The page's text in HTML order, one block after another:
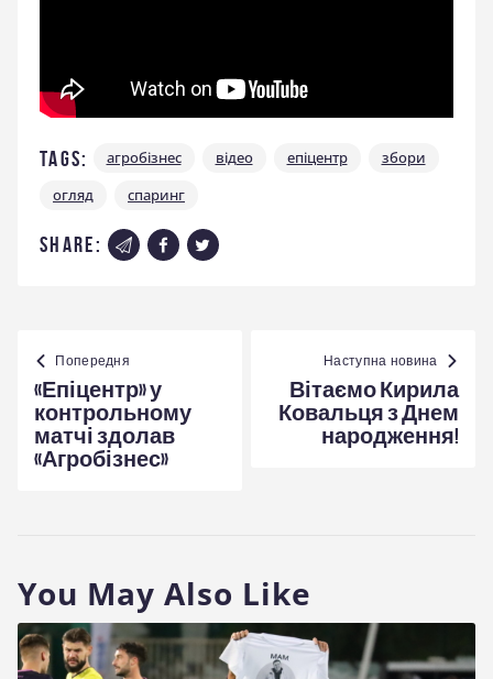
Tags: агробізнес відео епіцентр
збори
огляд
спаринг
share:
Навігація
записів
Попередня
«Епіцентр» у
контрольному
матчі здолав
«Агробізнес»
Наступна новина
Вітаємо Кирила
Ковальця з Днем
народження!
You May Also Like